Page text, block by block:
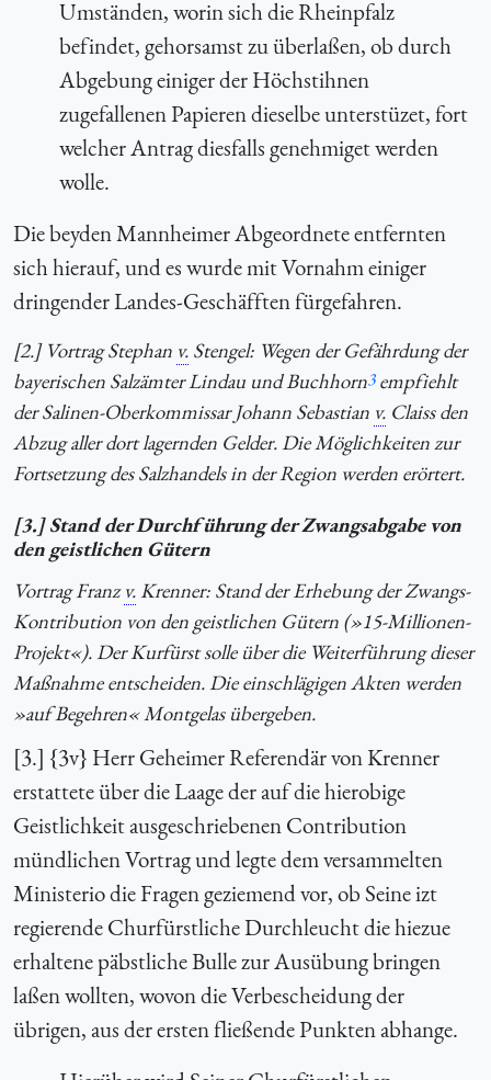
Umständen, worin sich die Rheinpfalz
befindet, gehorsamst zu überlaßen, ob durch
Abgebung einiger der Höchstihnen
zugefallenen Papieren dieselbe unterstüzet, fort
welcher Antrag diesfalls genehmiget werden
wolle.
Die beyden Mannheimer Abgeordnete entfernten
sich hierauf, und es wurde mit Vornahm einiger
dringender Landes-Geschäfften fürgefahren.
[2.] Vortrag Stephan v. Stengel: Wegen der Gefährdung der
bayerischen Salzämter Lindau und Buchhorn3empfiehlt
der Salinen-Oberkommissar Johann Sebastian v. Claiss den
Abzug aller dort lagernden Gelder. Die Möglichkeiten zur
Fortsetzung des Salzhandels in der Region werden erörtert.
[3.] Stand der Durchführung der Zwangsabgabe von
den geistlichen Gütern
Vortrag Franzv. Krenner: Stand der Erhebung der Zwangs-
Kontribution von den geistlichen Gütern (»15-Millionen-
Projekt«). Der Kurfürst solle über die Weiterführung dieser
Maßnahme entscheiden. Die einschlägigen Akten werden
»auf Begehren« Montgelas übergeben.
[3.] {3v} Herr Geheimer Referendär von Krenner
erstattete über die Laage der auf die hierobige
Geistlichkeit ausgeschriebenen Contribution
mündlichen Vortrag und legte dem versammelten
Ministerio die Fragen geziemend vor, ob Seine izt
regierende Churfürstliche Durchleucht die hiezue
erhaltene päbstliche Bulle zur Ausübung bringen
laßen wollten, wovon die Verbescheidung der
übrigen, aus der ersten fließende Punkten abhange.